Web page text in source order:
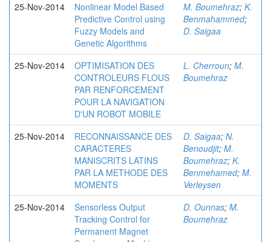
25-Nov-2014
Nonlinear Model Based
Predictive Control using
Fuzzy Models and
Genetic Algorithms
M. Boumehraz; K.
Benmahammed;
D. Saigaa
25-Nov-2014
OPTIMISATION DES
CONTROLEURS FLOUS
PAR RENFORCEMENT
POUR LA NAVIGATION
D'UN ROBOT MOBILE
L. Cherroun; M.
Boumehraz
25-Nov-2014
RECONNAISSANCE DES
CARACTERES
MANISCRITS LATINS
PAR LA METHODE DES
MOMENTS
D. Saigaa; N.
Benoudjit; M.
Boumehraz; K.
Benmehamed; M.
Verleysen
25-Nov-2014
Sensorless Output
Tracking Control for
Permanent Magnet
D. Ounnas; M.
Boumehraz